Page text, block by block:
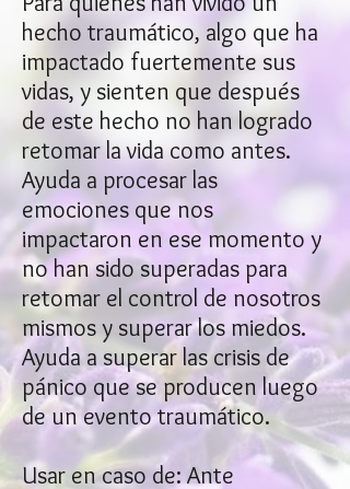
hecho traumático, algo que ha
impactado fuertemente sus
vidas, y sienten que después
de este hecho no han logrado
retomar la vida como antes.
Ayuda a procesar las
emociones que nos
impactaron en ese momento y
no han sido superadas para
retomar el control de nosotros
mismos y superar los miedos.
Ayuda a superar las crisis de
pánico que se producen luego
de un evento traumático.
Usar en caso de: Ante